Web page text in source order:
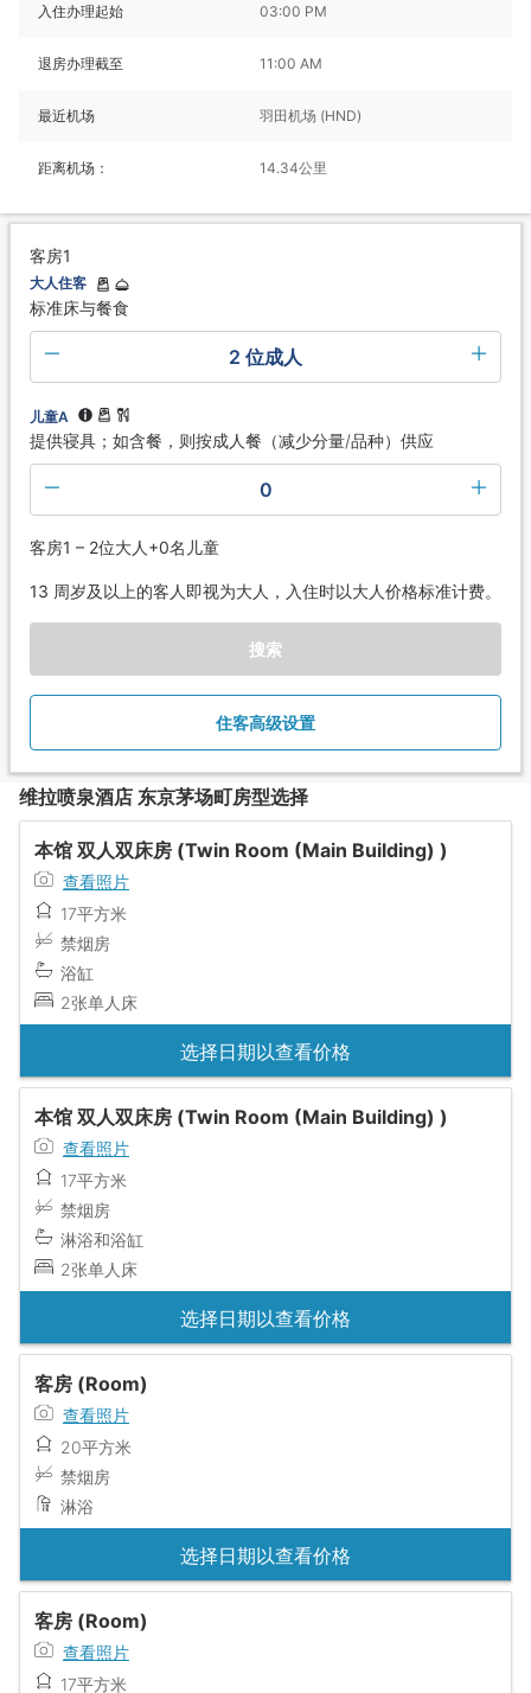
入住办理起始 03:00 PM
退房办理截至 11:00 AM
最近机场 羽田机场 (HND)
距离机场： 14.34公里
客房1
大人住客
标准床与餐食
2 位成人
儿童A
提供寝具；如含餐，则按成人餐（减少分量/品种）供应
0
客房1 – 2位大人+0名儿童
13 周岁及以上的客人即视为大人，入住时以大人价格标准计费。
搜索
住客高级设置
维拉喷泉酒店 东京茅场町房型选择
本馆 双人双床房 (Twin Room (Main Building) )
查看照片
17平方米
禁烟房
浴缸
2张单人床
选择日期以查看价格
本馆 双人双床房 (Twin Room (Main Building) )
查看照片
17平方米
禁烟房
淋浴和浴缸
2张单人床
选择日期以查看价格
客房 (Room)
查看照片
20平方米
禁烟房
淋浴
选择日期以查看价格
客房 (Room)
查看照片
17平方米